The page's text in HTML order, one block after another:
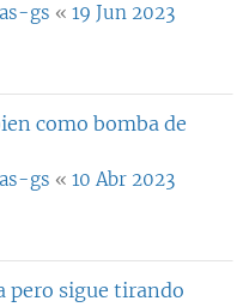
gs « 19 Jun 2023
como bomba de
gs « 10 Abr 2023
pero sigue tirando